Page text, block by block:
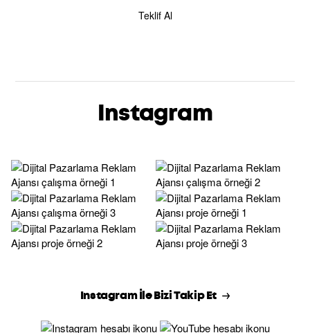
Teklif Al
Instagram
Instagram İle Bizi Takip Et